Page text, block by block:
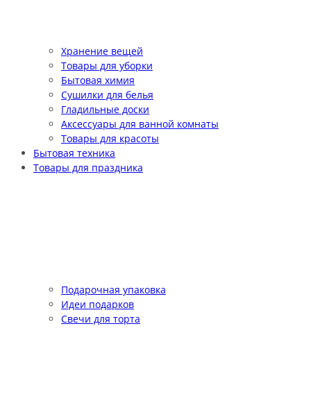
Хранение вещей
Товары для уборки
Бытовая химия
Сушилки для белья
Гладильные доски
Аксессуары для ванной комнаты
Товары для красоты
Бытовая техника
Товары для праздника
Подарочная упаковка
Идеи подарков
Свечи для торта